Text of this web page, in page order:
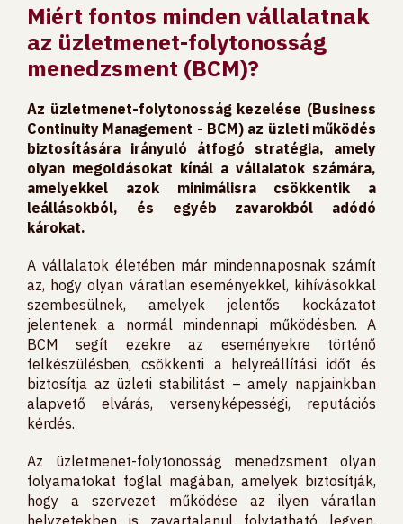
Miért fontos minden vállalatnak
az üzletmenet-folytonosság
menedzsment (BCM)?
Az üzletmenet-folytonosság kezelése (Business
Continuity Management - BCM) az üzleti működés
biztosítására irányuló átfogó stratégia, amely
olyan megoldásokat kínál a vállalatok számára,
amelyekkel azok minimálisra csökkentik a
leállásokból, és egyéb zavarokból adódó
károkat.
A vállalatok életében már mindennaposnak számít
az, hogy olyan váratlan eseményekkel, kihívásokkal
szembesülnek, amelyek jelentős kockázatot
jelentenek a normál mindennapi működésben. A
BCM segít ezekre az eseményekre történő
felkészülésben, csökkenti a helyreállítási időt és
biztosítja az üzleti stabilitást – amely napjainkban
alapvető elvárás, versenyképességi, reputációs
kérdés.
Az üzletmenet-folytonosság menedzsment olyan
folyamatokat foglal magában, amelyek biztosítják,
hogy a szervezet működése az ilyen váratlan